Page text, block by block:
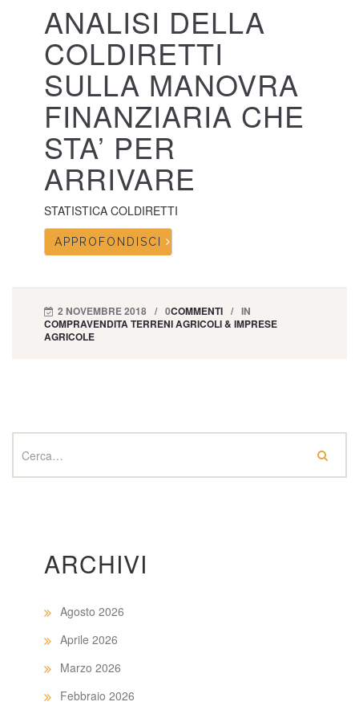
ANALISI DELLA
COLDIRETTI
SULLA MANOVRA
FINANZIARIA CHE
STA’ PER
ARRIVARE
STATISTICA COLDIRETTI
APPROFONDISCI
2 NOVEMBRE 2018 0COMMENTI
IN
COMPRAVENDITA TERRENI AGRICOLI & IMPRESE
AGRICOLE
ARCHIVI
Agosto 2026
Aprile 2026
Marzo 2026
Febbraio 2026